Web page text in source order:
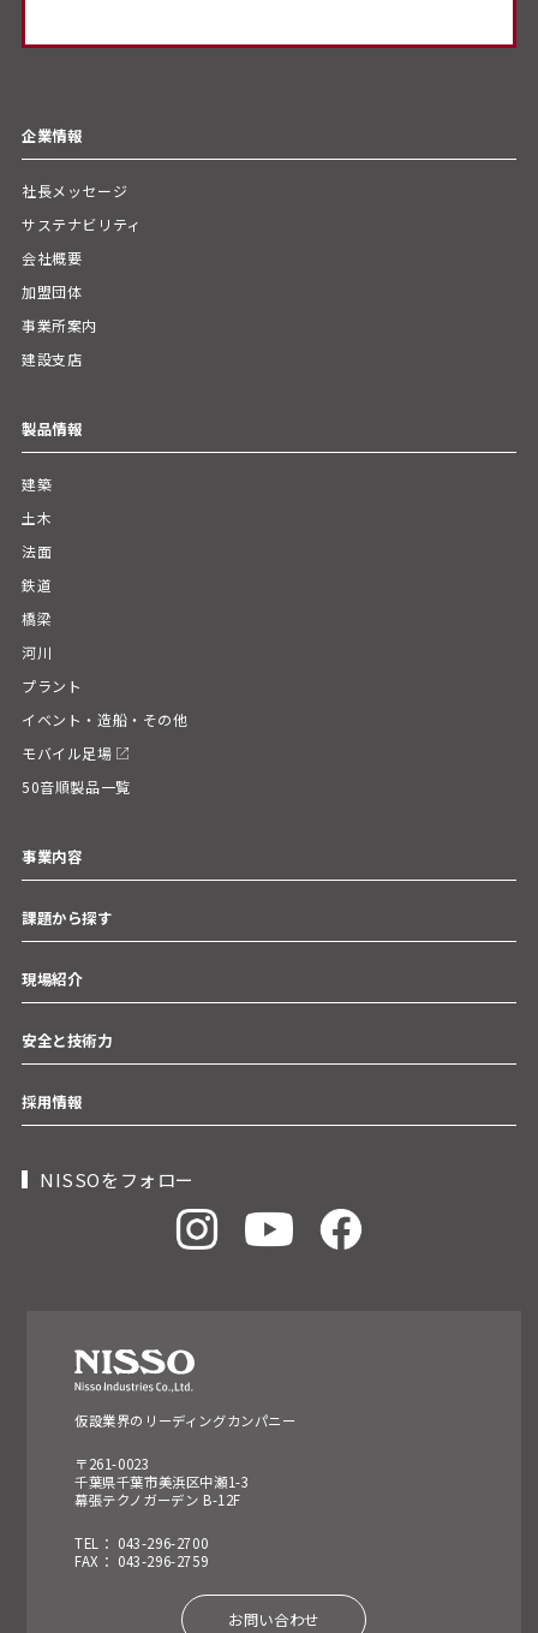
企業情報
社長メッセージ
サステナビリティ
会社概要
加盟団体
事業所案内
建設支店
製品情報
建築
土木
法面
鉄道
橋梁
河川
プラント
イベント・造船・その他
モバイル足場
50音順製品一覧
事業内容
課題から探す
現場紹介
安全と技術力
採用情報
NISSOをフォロー
仮設業界のリーディングカンパニー
〒261-0023
千葉県千葉市美浜区中瀬1-3
幕張テクノガーデン B-12F
TEL： 043-296-2700
FAX： 043-296-2759
お問い合わせ